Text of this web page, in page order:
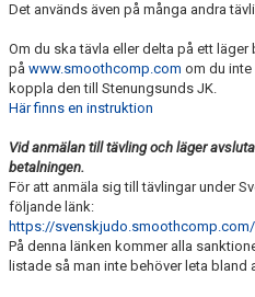
Det används även på många andra
Om du ska tävla eller delta på ett
på www.smoothcomp.com om du
koppla den till Stenungsunds JK.
Här finns en instruktion
Vid anmälan till tävling och läger
betalningen.
För att anmäla sig till tävlingar under
följande länk:
https://
På denna länken kommer alla
listade så man inte behöver leta